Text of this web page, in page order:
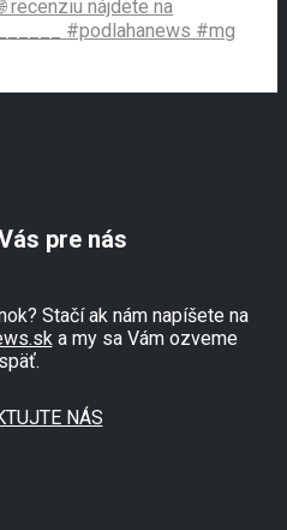
pre nás
Stačí ak nám napíšete na
a my sa Vám ozveme
späť.
NÁS